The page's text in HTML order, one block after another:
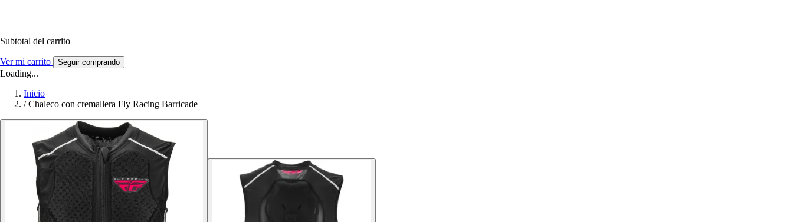
Subtotal del carrito
Ver mi carrito Seguir comprando
Loading...
Inicio
/ Chaleco con cremallera Fly Racing Barricade